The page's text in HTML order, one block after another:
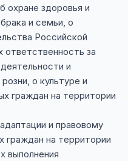
охране здоровья и
и семьи, о
Российской
за
и
о культуре и
граждан на территории
и правовому
граждан на территории
выполнения